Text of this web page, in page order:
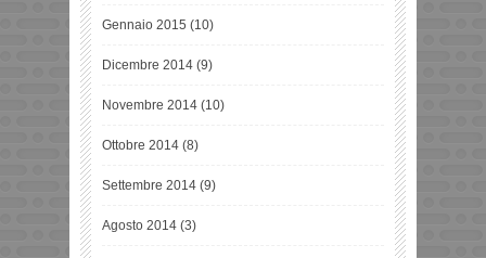
Gennaio 2015 (10)
Dicembre 2014 (9)
Novembre 2014 (10)
Ottobre 2014 (8)
Settembre 2014 (9)
Agosto 2014 (3)